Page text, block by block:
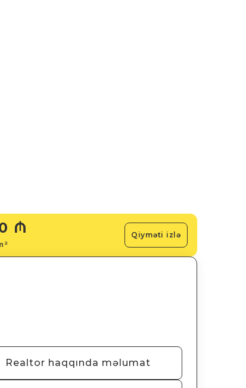
₼ Qiyməti izlə
Realtor haqqında məlumat